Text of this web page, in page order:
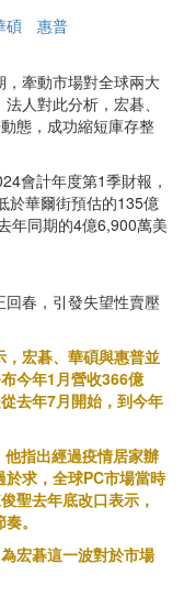
碩
惠普
，牽動市場對全球兩大
人對此分析，宏碁、
態，成功縮短庫存整
會計年度第1季財報，
於華爾街預估的135億
年同期的4億6,900萬美
春，引發失望性賣壓
，宏碁、華碩與惠普並
今年1月營收366億
去年7月開始，到今年
指出經過疫情居家辦
求，全球PC市場當時
聖去年底改口表示，
。
宏碁這一波對於市場